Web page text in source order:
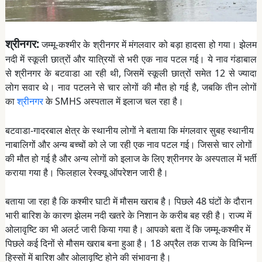
श्रीनगर:जम्मू-कश्मीर के श्रीनगर में मंगलवार को बड़ा हादसा हो गया। झेलम
नदी में स्कूली छात्रों और यात्रियों से भरी एक नाव पटल गई। ये नाव गंडाबाल
से श्रीनगर के बटवाडा आ रही थी, जिसमें स्कूली छात्रों समेत 12 से ज्यादा
लोग सवार थे। नाव पटलने से चार लोगों की मौत हो गई है, जबकि तीन लोगों
काश्रीनगरके SMHS अस्पताल में इलाज चल रहा है।
बटवाडा-गादरबाल क्षेत्र के स्थानीय लोगों ने बताया कि मंगलवार सुबह स्थानीय
नाबालिगों और अन्य बच्चों को ले जा रही एक नाव पटल गई। जिससे चार लोगों
की मौत हो गई है और अन्य लोगों को इलाज के लिए श्रीनगर के अस्पताल में भर्ती
कराया गया है। फिलहाल रेस्क्यू ऑपरेशन जारी है।
बताया जा रहा है कि कश्मीर घाटी में मौसम खराब है। पिछले 48 घंटों के दौरान
भारी बारिश के कारण झेलम नदी खतरे के निशान के करीब बह रही है। राज्य में
ओलावृष्टि का भी अलर्ट जारी किया गया है। आपको बता दें कि जम्मू-कश्मीर में
पिछले कई दिनों से मौसम खराब बना हुआ है। 18 अप्रैल तक राज्य के विभिन्न
हिस्सों में बारिश और ओलावृष्टि होने की संभावना है।